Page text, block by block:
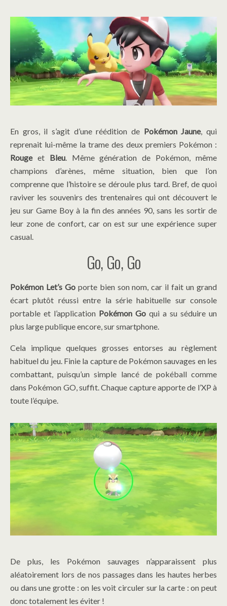
En gros, il s’agit d’une réédition de Pokémon Jaune, qui
reprenait lui-même la trame des deux premiers Pokémon :
Rouge etBleu. Même génération de Pokémon, même
champions d’arènes, même situation, bien que l’on
comprenne que l’histoire se déroule plus tard. Bref, de quoi
raviver les souvenirs des trentenaires qui ont découvert le
jeu sur Game Boy à la fin des années 90, sans les sortir de
leur zone de confort, car on est sur une expérience super
casual.
Go, Go, Go
Pokémon Let’s Goporte bien son nom, car il fait un grand
écart plutôt réussi entre la série habituelle sur console
portable et l’application Pokémon Go qui a su séduire un
plus large publique encore, sur smartphone.
Cela implique quelques grosses entorses au règlement
habituel du jeu. Finie la capture de Pokémon sauvages en les
combattant, puisqu’un simple lancé de pokéball comme
dans Pokémon GO, suffit. Chaque capture apporte de l’XP à
toute l’équipe.
De plus, les Pokémon sauvages n’apparaissent plus
aléatoirement lors de nos passages dans les hautes herbes
ou dans une grotte : on les voit circuler sur la carte : on peut
donc totalement les éviter !